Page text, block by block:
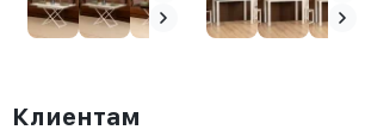
белый/
амаретто
белый/
амаретто
Клиентам